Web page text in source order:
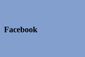
Facebook